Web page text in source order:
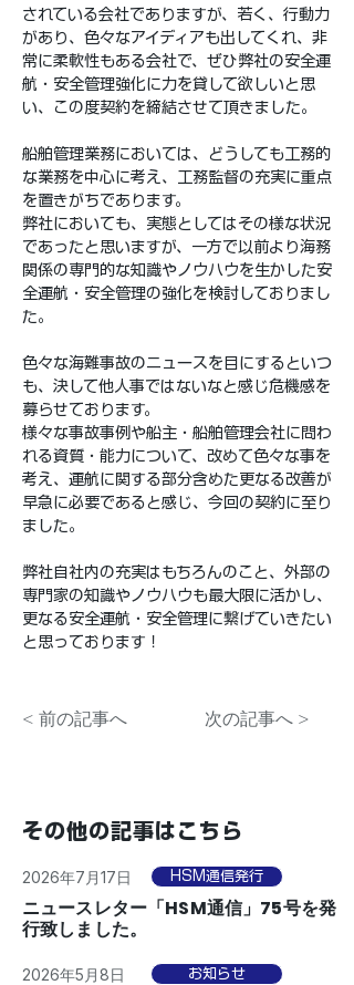
されている会社でありますが、若く、行動力
があり、色々なアイディアも出してくれ、非
常に柔軟性もある会社で、ぜひ弊社の安全運
航・安全管理強化に力を貸して欲しいと思
い、この度契約を締結させて頂きました。
船舶管理業務においては、どうしても工務的
な業務を中心に考え、工務監督の充実に重点
を置きがちであります。
弊社においても、実態としてはその様な状況
であったと思いますが、一方で以前より海務
関係の専門的な知識やノウハウを生かした安
全運航・安全管理の強化を検討しておりまし
た。
色々な海難事故のニュースを目にするといつ
も、決して他人事ではないなと感じ危機感を
募らせております。
様々な事故事例や船主・船舶管理会社に問わ
れる資質・能力について、改めて色々な事を
考え、運航に関する部分含めた更なる改善が
早急に必要であると感じ、今回の契約に至り
ました。
弊社自社内の充実はもちろんのこと、外部の
専門家の知識やノウハウも最大限に活かし、
更なる安全運航・安全管理に繋げていきたい
と思っております！
< 前の記事へ 次の記事へ >
その他の記事はこちら
2026年7月17日 HSM通信発行
ニュースレター「HSM通信」75号を発
行致しました。
2026年5月8日 お知らせ